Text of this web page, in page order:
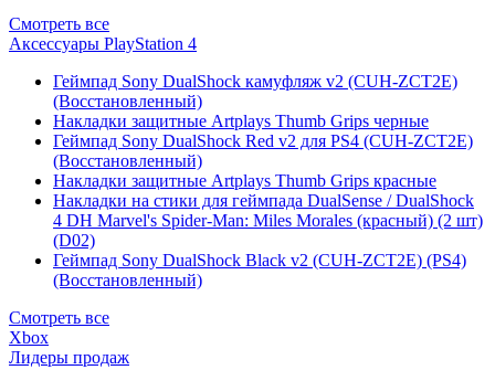
Смотреть все
Аксессуары PlayStation 4
Геймпад Sony DualShock камуфляж v2 (CUH-ZCT2E)
(Восстановленный)
Накладки защитные Artplays Thumb Grips черные
Геймпад Sony DualShock Red v2 для PS4 (CUH-ZCT2E)
(Восстановленный)
Накладки защитные Artplays Thumb Grips красные
Накладки на стики для геймпада DualSense / DualShock
4 DH Marvel's Spider-Man: Miles Morales (красный) (2 шт)
(D02)
Геймпад Sony DualShock Black v2 (CUH-ZCT2E) (PS4)
(Восстановленный)
Смотреть все
Xbox
Лидеры продаж